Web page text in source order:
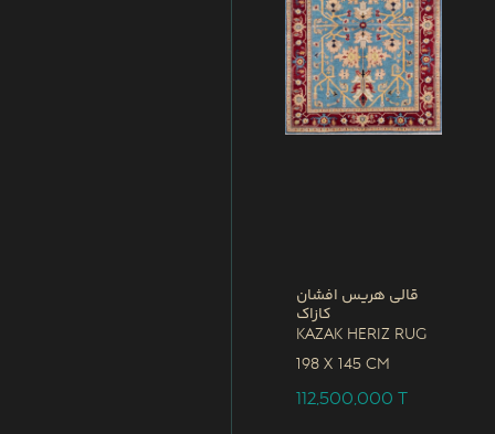
قالی هریس افشان
کازاک
Kazak Heriz Rug
198 x 145 CM
112,500,000T